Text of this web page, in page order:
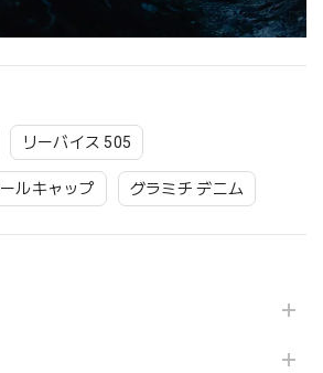
リーバイス 505
ルキャップ グラミチ デニム